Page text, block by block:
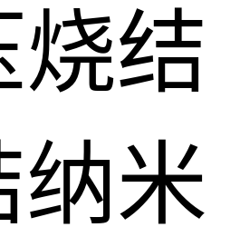
结
纳米